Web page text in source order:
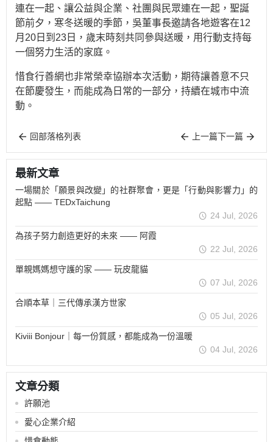
連在一起、讓公益與企業、社團與民眾連在一起，聖誕
節前夕，寒冬送暖的季節，吳董事長邀請各地遊客在12
月20日到23日，歲末時刻共同參與送暖，用行動支持每
一個努力生活的家庭。
惜食行善網也非常榮幸協辦本次活動，期待讓善意不只
在節慶發生，而能成為日常的一部分，持續在城市中流
動。
回部落格列表 上一篇下一篇
最新文章
一場關於「願景與改變」的社群聚會，更是「行動與影響力」的
起點 —— TEDxTaichung
24 Jul, 2026
為孩子努力創造更好的未來 —— 阿霞
22 Jul, 2026
單親媽媽想守護的家 —— 玩皮龍貓
07 Jul, 2026
合順本草｜三代傳承漢方世家
05 Jul, 2026
Kiviii Bonjour｜每一份質感，都能成為一份溫暖
04 Jul, 2026
文章分類
許願池
愛心企業介紹